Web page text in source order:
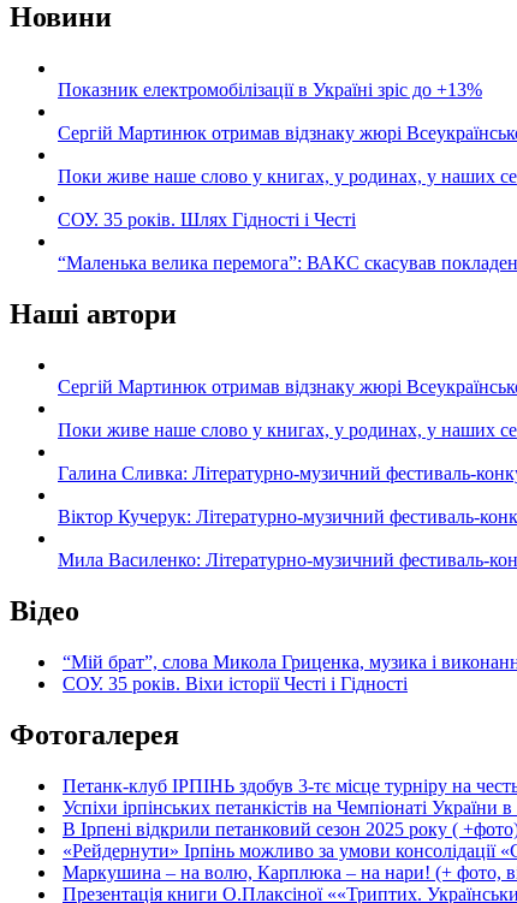
Новини
Показник електромобілізації в Україні зріс до +13%
Сергій Мартинюк отримав відзнаку жюрі
Поки живе наше слово у книгах, у родинах, у наших
СОУ. 35 років. Шлях Гідності і Честі
“Маленька велика перемога”: ВАКС скасував
Наші автори
Сергій Мартинюк отримав відзнаку жюрі
Поки живе наше слово у книгах, у родинах, у наших
Галина Сливка: Літературно-музичний фестиваль-
Віктор Кучерук: Літературно-музичний фестиваль-
Мила Василенко: Літературно-музичний фестиваль-
Відео
“Мій брат”, слова Микола Гриценка, музика і
СОУ. 35 років. Віхи історії Честі і Гідності
Фотогалерея
Петанк-клуб ІРПІНЬ здобув 3-тє місце турніру на
Успіхи ірпінських петанкістів на Чемпіонаті України
В Ірпені відкрили петанковий сезон 2025 року (
«Рейдернути» Ірпінь можливо за умови консолідації
Маркушина – на волю, Карплюка – на нари! (+ фото,
Презентація книги О.Плаксіної ««Триптих.